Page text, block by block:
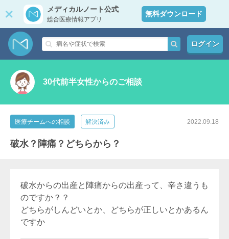
メディカルノート公式
総合医療情報アプリ
無料ダウンロード
ログイン
30代前半女性からのご相談
医療チームへの相談 解決済み 2022.09.18
破水？陣痛？どちらから？
破水からの出産と陣痛からの出産って、辛さ違うも
のですか？？
どちらがしんどいとか、どちらが正しいとかあるん
ですか